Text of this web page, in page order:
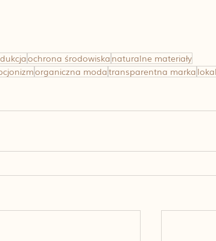
ochrona środowiska naturalne materiały
organiczna modatransparentna marka